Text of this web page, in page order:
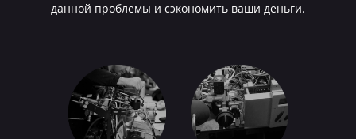
данной проблемы и сэкономить ваши деньги.